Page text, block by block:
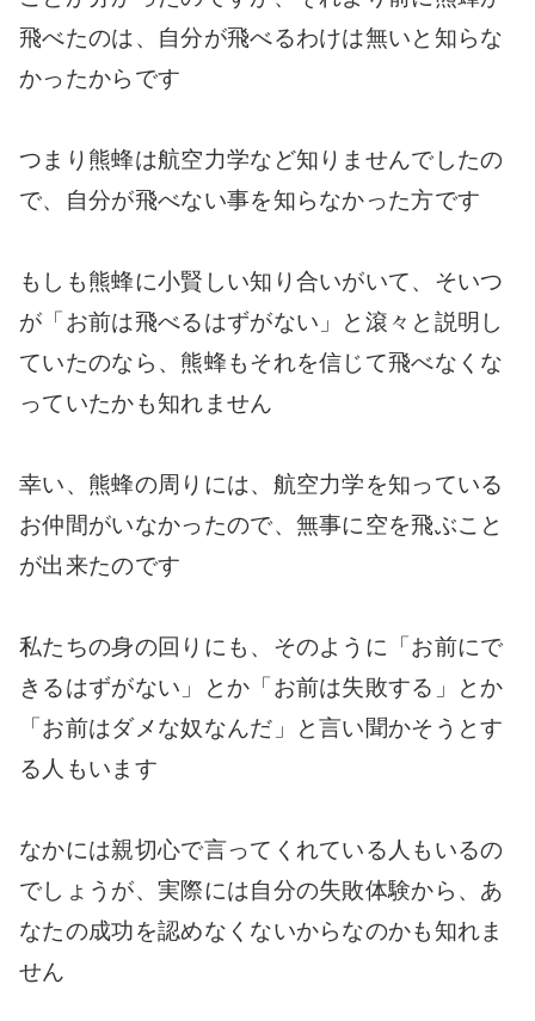
飛べたのは、自分が飛べるわけは無いと知らな
かったからです
つまり熊蜂は航空力学など知りませんでしたの
で、自分が飛べない事を知らなかった方です
もしも熊蜂に小賢しい知り合いがいて、そいつ
が「お前は飛べるはずがない」と滾々と説明し
ていたのなら、熊蜂もそれを信じて飛べなくな
っていたかも知れません
幸い、熊蜂の周りには、航空力学を知っている
お仲間がいなかったので、無事に空を飛ぶこと
が出来たのです
私たちの身の回りにも、そのように「お前にで
きるはずがない」とか「お前は失敗する」とか
「お前はダメな奴なんだ」と言い聞かそうとす
る人もいます
なかには親切心で言ってくれている人もいるの
でしょうが、実際には自分の失敗体験から、あ
なたの成功を認めなくないからなのかも知れま
せん